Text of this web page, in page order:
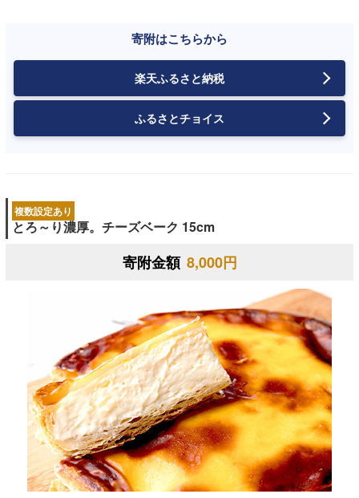
寄附はこちらから
楽天ふるさと納税
ふるさとチョイス
複数設定あり
とろ～り濃厚。チーズベーク 15cm
寄附金額 8,000円